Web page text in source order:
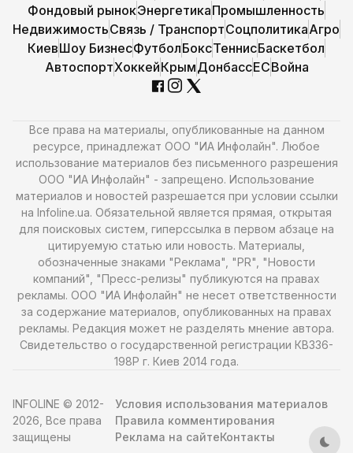
Фондовый рынокЭнергетикаПромышленность
НедвижимостьСвязь / ТранспортСоцполитикаАгро
КиевШоу БизнесФутболБоксТеннисБаскетбол
АвтоспортХоккейКрымДонбассЕСВойна
Все права на материалы, опубликованные на данном
ресурсе, принадлежат ООО "ИА Инфолайн". Любое
использование материалов без письменного разрешения
ООО "ИА Инфолайн" - запрещено. Использование
материалов и новостей разрешается при условии ссылки
на Infoline.ua. Обязательной является прямая, открытая
для поисковых систем, гиперссылка в первом абзаце на
цитируемую статью или новость. Материалы,
обозначенные знаками "Реклама", "PR", "Новости
компаний", "Пресс-релизы" публикуются на правах
рекламы. ООО "ИА Инфолайн" не несет ответственности
за содержание материалов, опубликованных на правах
рекламы. Редакция может не разделять мнение автора.
Свидетельство о государственной регистрации КВ336-
198Р г. Киев 2014 года.
INFOLINE © 2012-
2026, Все права
защищены
Условия использования материалов
Правила комментирования
Реклама на сайтеКонтакты